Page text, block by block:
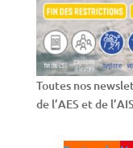
Toutes nos
de l’AES et de